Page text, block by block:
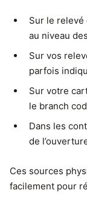
Sur le relevé
au niveau
Sur vos
parfois
Sur votre
le branch
Dans les
de
Ces sources
facilement pour